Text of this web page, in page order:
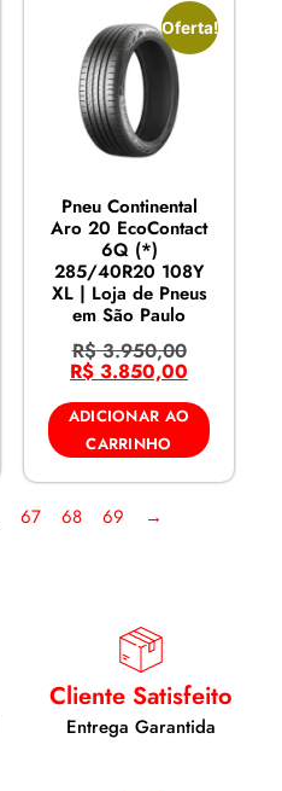
Oferta!
Pneu Continental
Aro 20 EcoContact
6Q (*)
285/40R20 108Y
XL | Loja de Pneus
em São Paulo
R$3.950,00
R$ 3.850,00
ADICIONAR AO
CARRINHO
67 68 69 →
Cliente Satisfeito
Entrega Garantida